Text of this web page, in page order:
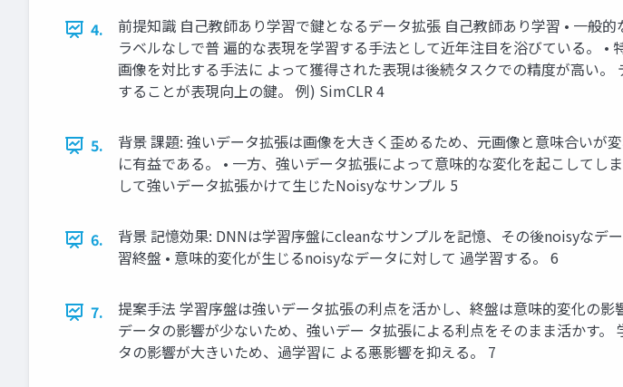
4.
前提知識 自己教師あり学習で鍵となるデータ拡張 自己教師あり学習 • 一般
ラベルなしで普 遍的な表現を学習する手法として近年注目を浴びている。
画像を対比する手法に よって獲得された表現は後続タスクでの精度が高い
することが表現向上の鍵。 例) SimCLR 4
5.
背景 課題: 強いデータ拡張は画像を大きく歪めるため、元画像と意味合いが
に有益である。 • 一方、強いデータ拡張によって意味的な変化を起こして
して強いデータ拡張かけて生じたNoisyなサンプル 5
6.
背景 記憶効果: DNNは学習序盤にcleanなサンプルを記憶、その後noisyなデ
習終盤 • 意味的変化が生じるnoisyなデータに対して 過学習する。 6
7.
提案手法 学習序盤は強いデータ拡張の利点を活かし、終盤は意味的変化の
データの影響が少ないため、強いデー タ拡張による利点をそのまま活かす
タの影響が大きいため、過学習に よる悪影響を抑える。 7